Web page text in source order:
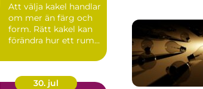
Att välja kakel handlar
om mer än färg och
form. Rätt kakel kan
förändra hur ett rum
30. jul